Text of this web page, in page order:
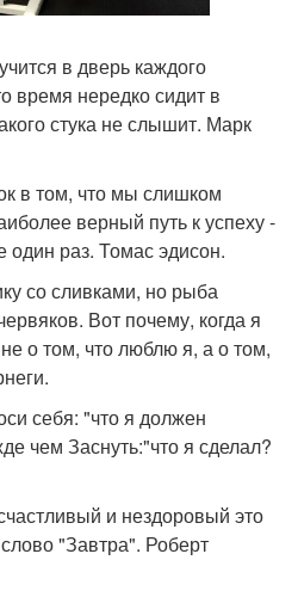
в дверь каждого
время нередко сидит в
стука не слышит. Марк
в том, что мы слишком
верный путь к успеху -
раз. Томас эдисон.
со сливками, но рыба
Вот почему, когда я
о том, что люблю я, а о том,
себя: "что я должен
чем Заснуть:"что я сделал?
и нездоровый это
слово "Завтра". Роберт